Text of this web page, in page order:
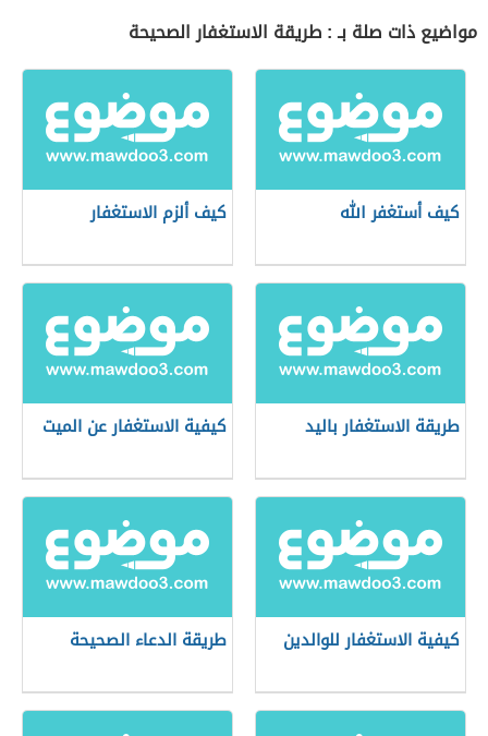
مواضيع ذات صلة بـ : طريقة الاستغفار الصحيحة
كيف أستغفر الله كيف ألزم الاستغفار
طريقة الاستغفار باليد كيفية الاستغفار عن الميت
كيفية الاستغفار للوالدين طريقة الدعاء الصحيحة